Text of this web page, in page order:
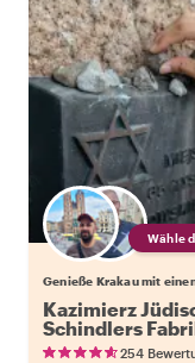
Wähle
Genieße Krakau mit
Kazimierz
Schindlers
Einheimischen
254